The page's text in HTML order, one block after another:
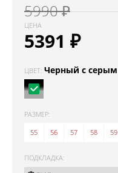
5990 ₽
ЦЕНА
5391 ₽
ЦВЕТ: Черный с серым
РАЗМЕР:
55
56 57 58 59
ПОДКЛАДКА: